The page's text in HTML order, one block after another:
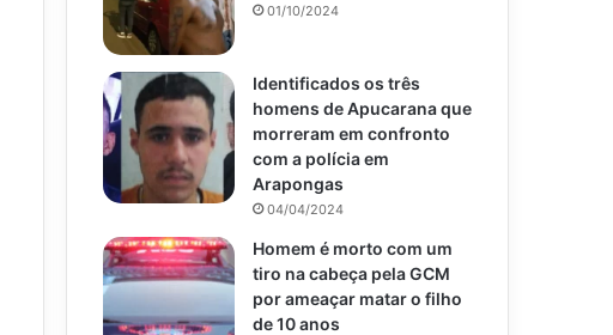
01/10/2024
Identificados os três
homens de Apucarana que
morreram em confronto
com a polícia em
Arapongas
04/04/2024
Homem é morto com um
tiro na cabeça pela GCM
por ameaçar matar o filho
de 10 anos